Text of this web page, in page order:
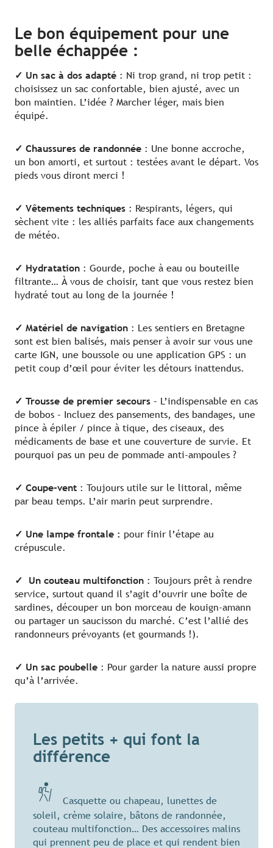
Le bon équipement pour une
belle échappée :
✓ Un sac à dos adapté : Ni trop grand, ni trop petit :
choisissez un sac confortable, bien ajusté, avec un
bon maintien. L’idée ? Marcher léger, mais bien
équipé.
✓ Chaussures de randonnée : Une bonne accroche,
un bon amorti, et surtout : testées avant le départ. Vos
pieds vous diront merci !
✓ Vêtements techniques : Respirants, légers, qui
sèchent vite : les alliés parfaits face aux changements
de météo.
✓ Hydratation : Gourde, poche à eau ou bouteille
filtrante… À vous de choisir, tant que vous restez bien
hydraté tout au long de la journée !
✓ Matériel de navigation : Les sentiers en Bretagne
sont est bien balisés, mais penser à avoir sur vous une
carte IGN, une boussole ou une application GPS : un
petit coup d’œil pour éviter les détours inattendus.
✓ Trousse de premier secours – L’indispensable en cas
de bobos – Incluez des pansements, des bandages, une
pince à épiler / pince à tique, des ciseaux, des
médicaments de base et une couverture de survie. Et
pourquoi pas un peu de pommade anti-ampoules ?
✓ Coupe-vent : Toujours utile sur le littoral, même
par beau temps. L’air marin peut surprendre.
✓ Une lampe frontale : pour finir l’étape au
crépuscule.
✓ Un couteau multifonction : Toujours prêt à rendre
service, surtout quand il s’agit d’ouvrir une boîte de
sardines, découper un bon morceau de kouign-amann
ou partager un saucisson du marché. C’est l’allié des
randonneurs prévoyants (et gourmands !).
✓ Un sac poubelle : Pour garder la nature aussi propre
qu’à l’arrivée.
Les petits + qui font la
différence
Casquette ou chapeau, lunettes de
soleil, crème solaire, bâtons de randonnée,
couteau multifonction… Des accessoires malins
qui prennent peu de place et qui rendent bien